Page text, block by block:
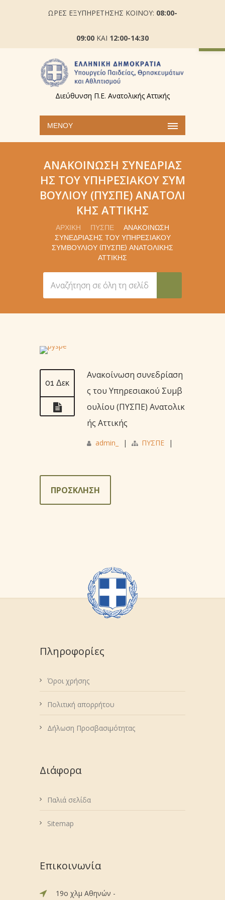
ΩΡΕΣ ΕΞΥΠΗΡΕΤΗΣΗΣ ΚΟΙΝΟΥ: 08:00-
09:00 ΚΑΙ 12:00-14:30
Διεύθυνση Π.Ε. Ανατολικής Αττικής
ΜΕΝΟΎ
ΑΝΑΚΟΊΝΩΣΗ ΣΥΝΕΔΡΊΑΣ
ΗΣ ΤΟΥ ΥΠΗΡΕΣΙΑΚΟΎ ΣΥΜ
ΒΟΥΛΊΟΥ (ΠΥΣΠΕ) ΑΝΑΤΟΛΙ
ΚΉΣ ΑΤΤΙΚΉΣ
ΑΡΧΙΚΉ ΠΥΣΠΕ
ΑΝΑΚΟΊΝΩΣΗ
ΣΥΝΕΔΡΊΑΣΗΣ ΤΟΥ ΥΠΗΡΕΣΙΑΚΟΎ
ΣΥΜΒΟΥΛΊΟΥ (ΠΥΣΠΕ) ΑΝΑΤΟΛΙΚΉΣ
ΑΤΤΙΚΉΣ
01 Δεκ
Ανακοίνωση συνεδρίαση
ς του Υπηρεσιακού Συμβ
ουλίου (ΠΥΣΠΕ) Ανατολικ
ής Αττικής
admin_ | ΠΥΣΠΕ |
ΠΡΟΣΚΛΗΣΗ
Πληροφορίες
Όροι χρήσης
Πολιτική απορρήτου
Δήλωση Προσβασιμότητας
Διάφορα
Παλιά σελίδα
Sitemap
Επικοινωνία
19ο χλμ Αθηνών -